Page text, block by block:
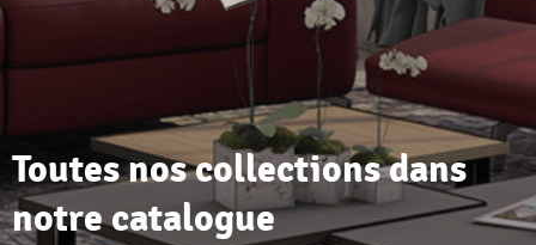
Toutes nos collections dans
notre catalogue